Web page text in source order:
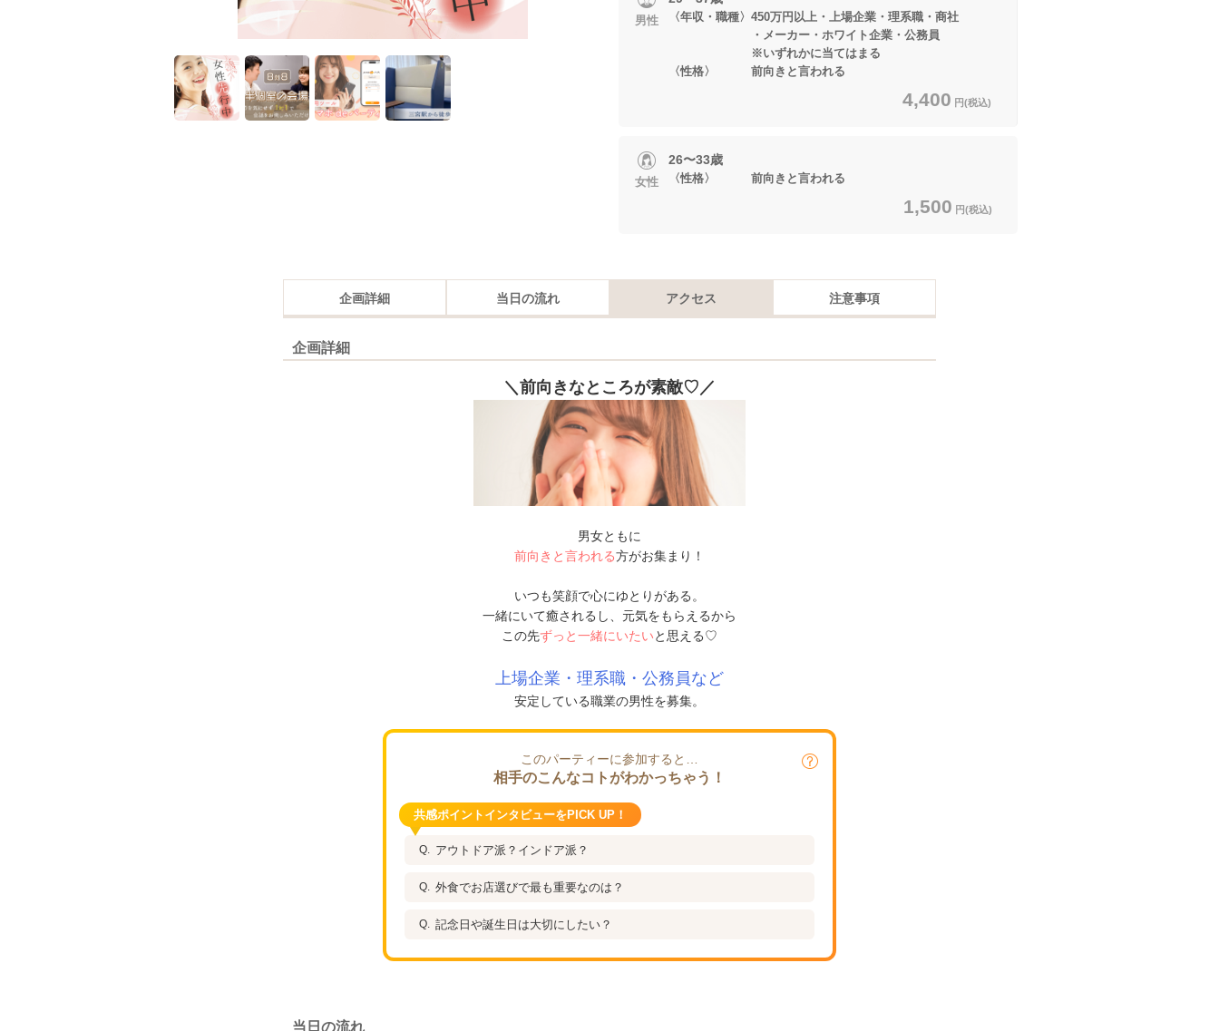
男性
〈年収・職種〉450万円以上・上場企業・理系職・商社
・メーカー・ホワイト企業・公務員
※いずれかに当てはまる
〈性格〉 前向きと言われる
4,400 円(税込)
女性
26〜33歳
〈性格〉 前向きと言われる
1,500 円(税込)
企画詳細 当日の流れ アクセス 注意事項
企画詳細
＼前向きなところが素敵♡／
男女ともに
前向きと言われる方がお集まり！
いつも笑顔で心にゆとりがある。
一緒にいて癒されるし、元気をもらえるから
この先ずっと一緒にいたいと思える♡
上場企業・理系職・公務員など
安定している職業の男性を募集。
このパーティーに参加すると…
相手のこんなコトがわかっちゃう！
共感ポイントインタビューをPICK UP！
アウトドア派？インドア派？
外食でお店選びで最も重要なのは？
記念日や誕生日は大切にしたい？
当日の流れ